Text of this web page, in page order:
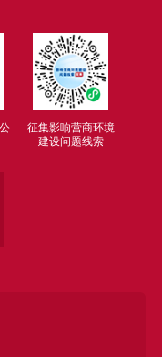
征集影响营商环境
建设问题线索